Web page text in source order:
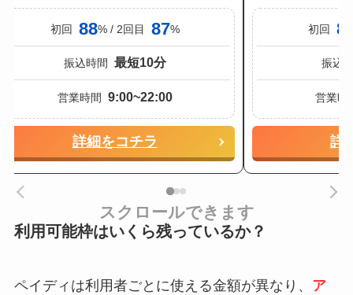
初回 88% / 2回目 87%
振込時間 最短10分
営業時間 9:00~22:00
詳細をコチラ
初回
振込
営業時
詳
スクロールできます
利用可能枠はいくら残っているか？
ペイディは利用者ごとに使える金額が異なり、 ア